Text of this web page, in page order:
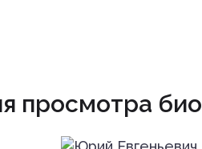
просмотра